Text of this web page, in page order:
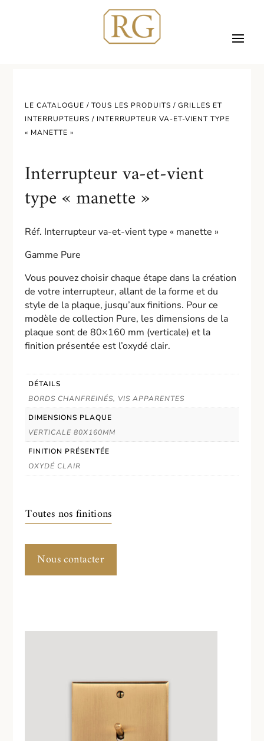
LE CATALOGUE /TOUS LES PRODUITS /GRILLES ET
INTERRUPTEURS / INTERRUPTEUR VA-ET-VIENT TYPE
« MANETTE »
Interrupteur va-et-vient
type « manette »
Réf. Interrupteur va-et-vient type « manette »
Gamme Pure
Vous pouvez choisir chaque étape dans la création
de votre interrupteur, allant de la forme et du
style de la plaque, jusqu’aux finitions. Pour ce
modèle de collection Pure, les dimensions de la
plaque sont de 80×160 mm (verticale) et la
finition présentée est l’oxydé clair.
DÉTAILS
BORDS CHANFREINÉS, VIS APPARENTES
DIMENSIONS PLAQUE
VERTICALE 80X160MM
FINITION PRÉSENTÉE
OXYDÉ CLAIR
Toutes nos finitions
Nous contacter